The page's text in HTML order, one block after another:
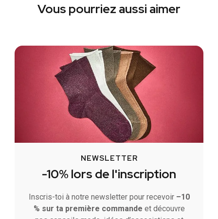
Vous pourriez aussi aimer
NEWSLETTER
-10% lors de l'inscription
Inscris-toi à notre newsletter pour recevoir –10
% sur ta première commande et découvre